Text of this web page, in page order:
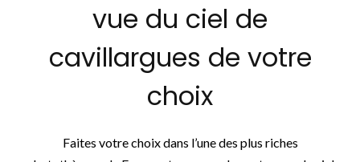
vue du ciel de
cavillargues de votre
choix
Faites votre choix dans l’une des plus riches